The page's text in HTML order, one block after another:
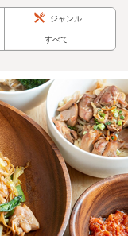
ジャンル
すべて